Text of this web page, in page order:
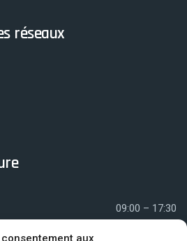
aux
réseaux
09:00 – 17:30